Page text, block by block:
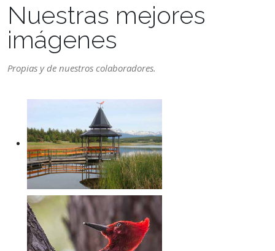
Nuestras mejores
imágenes
Propias y de nuestros colaboradores.